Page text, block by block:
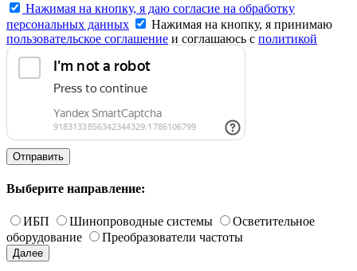
Нажимая на кнопку, я даю согласие на обработку
персональных данных
Нажимая на кнопку, я принимаю
пользовательское соглашение и соглашаюсь с политикой
конфиденциальности
Отправить
Выберите направление:
ИБП Шинопроводные системы
Осветительное
оборудование
Преобразователи частоты
Далее